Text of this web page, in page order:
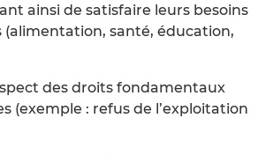
ainsi de satisfaire leurs besoins
(alimentation, santé, éducation,
des droits fondamentaux
(exemple : refus de l’exploitation